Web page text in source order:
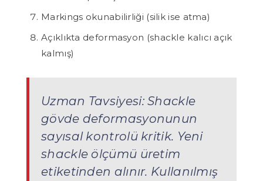
Markings okunabilirliği (silik ise atma)
Açıklıkta deformasyon (shackle kalıcı açık
kalmış)
Uzman Tavsiyesi:Shackle
gövde deformasyonunun
sayısal kontrolü kritik. Yeni
shackle ölçümü üretim
etiketinden alınır. Kullanılmış